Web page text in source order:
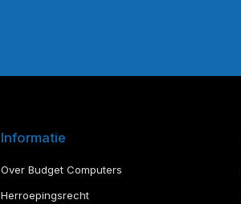
Informatie
Over Budget Computers
Herroepingsrecht